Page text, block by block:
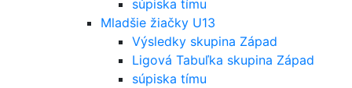
súpiska tímu
Mladšie žiačky U13
Výsledky skupina Západ
Ligová Tabuľka skupina Západ
súpiska tímu